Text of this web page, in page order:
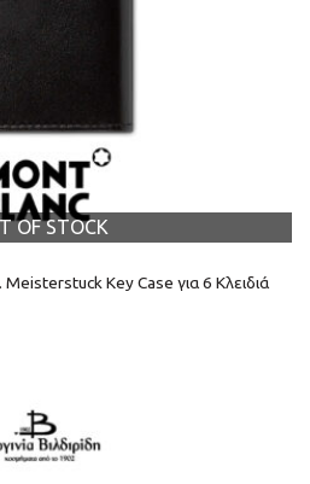
OF STOCK
Key Case για 6 Κλειδιά